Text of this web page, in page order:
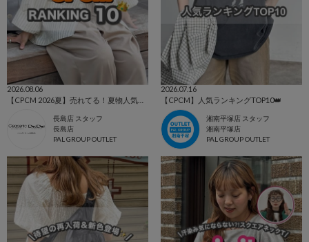
2026.08.06
長島店 スタッフ
長島店
PAL GROUP OUTLET
2026.07.16
【CPCM】人気ランキングTOP10👑
湘南平塚店 スタッフ
湘南平塚店
PAL GROUP OUTLET